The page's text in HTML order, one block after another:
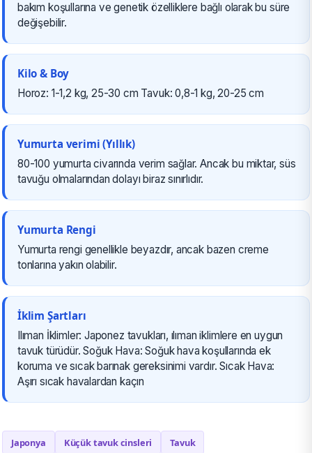
bakım koşullarına ve genetik özelliklere bağlı olarak bu süre
değişebilir.
Kilo & Boy
Horoz: 1-1,2 kg, 25-30 cm Tavuk: 0,8-1 kg, 20-25 cm
Yumurta verimi (Yıllık)
80-100 yumurta civarında verim sağlar. Ancak bu miktar, süs
tavuğu olmalarından dolayı biraz sınırlıdır.
Yumurta Rengi
Yumurta rengi genellikle beyazdır, ancak bazen creme
tonlarına yakın olabilir.
İklim Şartları
Ilıman İklimler: Japonez tavukları, ılıman iklimlere en uygun
tavuk türüdür. Soğuk Hava: Soğuk hava koşullarında ek
koruma ve sıcak barınak gereksinimi vardır. Sıcak Hava:
Aşırı sıcak havalardan kaçın
Japonya Küçük tavuk cinsleri Tavuk